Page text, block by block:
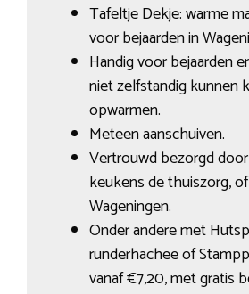
Tafeltje Dekje: warme
voor bejaarden in
Handig voor bejaarden
niet zelfstandig kunnen
opwarmen.
Meteen aanschuiven.
Vertrouwd bezorgd
keukens de thuiszorg,
Wageningen.
Onder andere met
runderhachee of
vanaf €7,20, met gratis